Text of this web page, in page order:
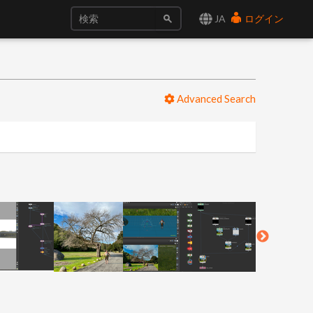
JA ログイン
Advanced Search